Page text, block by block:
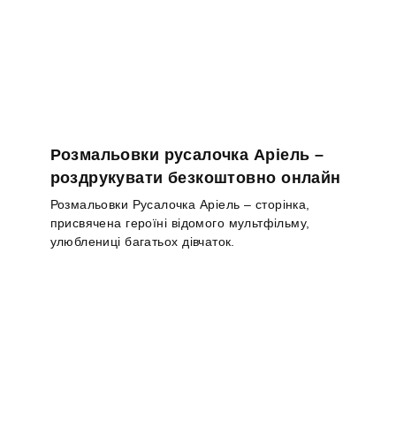
Розмальовки русалочка Аріель –
роздрукувати безкоштовно онлайн
Розмальовки Русалочка Аріель – сторінка,
присвячена героїні відомого мультфільму,
улюблениці багатьох дівчаток.